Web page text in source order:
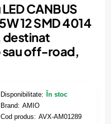
CANBUS
12 SMD 4014
destinat
off-road,
Disponibilitate:
În stoc
Brand: AMIO
Cod produs: AVX-AM01289